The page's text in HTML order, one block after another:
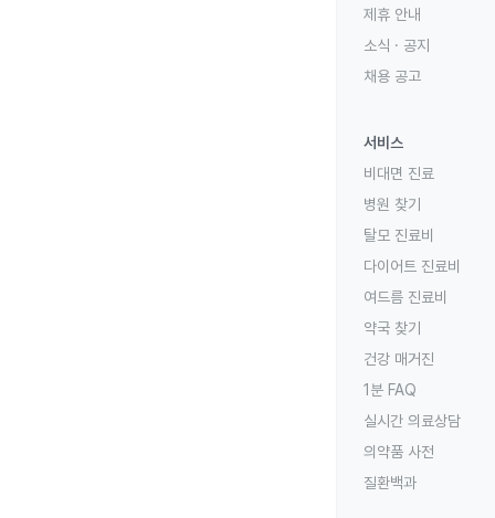
제휴 안내
소식 · 공지
채용 공고
서비스
비대면 진료
병원 찾기
탈모 진료비
다이어트 진료비
여드름 진료비
약국 찾기
건강 매거진
1분 FAQ
실시간 의료상담
의약품 사전
질환백과